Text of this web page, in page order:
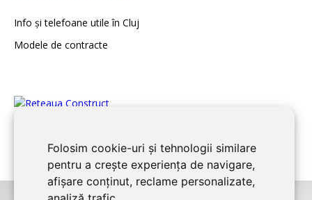
Folosim cookie-uri și tehnologii similare
pentru a crește experiența de navigare,
afișare conținut, reclame personalizate,
Info și telefoane utile în Cluj
Modele de contracte